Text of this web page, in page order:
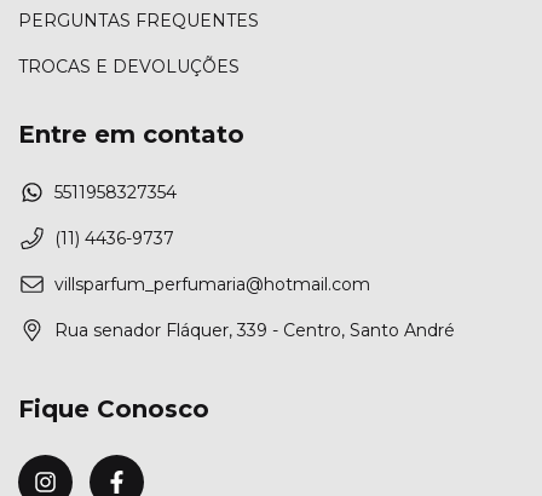
PERGUNTAS FREQUENTES
TROCAS E DEVOLUÇÕES
Entre em contato
5511958327354
(11) 4436-9737
villsparfum_perfumaria@hotmail.com
Rua senador Fláquer, 339 - Centro, Santo André
Fique Conosco